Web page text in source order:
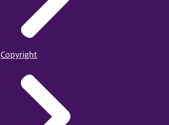
Copyright